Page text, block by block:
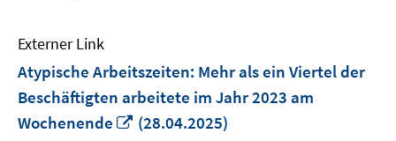
Externer Link
Atypische Arbeitszeiten: Mehr als ein Viertel der
Beschäftigten arbeitete im Jahr 2023 am
Wochenende
In
(28.04.2025)